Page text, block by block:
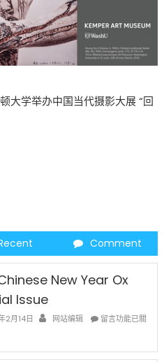
大学举办中国当代摄影大展 “回
Comment
New Year Ox
Issue
2月14日 网站编辑
在
New
留言功能已關